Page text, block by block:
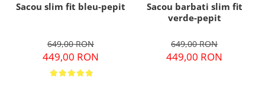
Sacou slim fit bleu-pepit
649,00 RON
449,00 RON
Sacou barbati slim fit
verde-pepit
649,00 RON
449,00 RON